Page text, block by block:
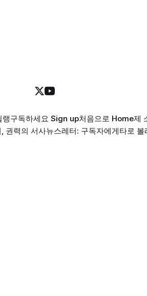
랭구독하세요 Sign up처음으로 Home제
권력의 서사뉴스레터: 구독자에게타로 볼